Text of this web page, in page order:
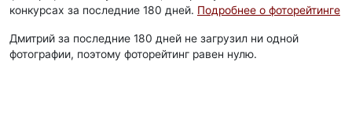
конкурсах за последние 180 дней. Подробнее о фоторейтинге
Дмитрий за последние 180 дней не загрузил ни одной
фотографии, поэтому фоторейтинг равен нулю.